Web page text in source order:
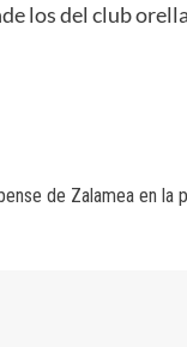
los del club
de Zalamea en la